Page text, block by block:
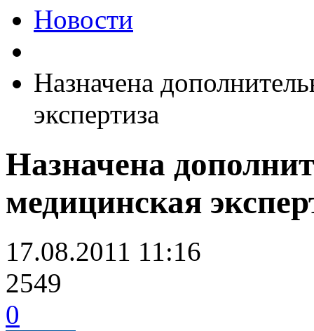
Новости
Назначена
экспертиза
Назначена
медицинская
17.08.2011 11:16
2549
0